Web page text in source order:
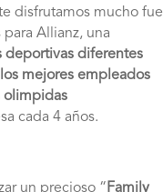
disfrutamos mucho fue
Allianz, una
deportivas diferentes
mejores empleados
olimpidas
cada 4 años.
un precioso “ Family